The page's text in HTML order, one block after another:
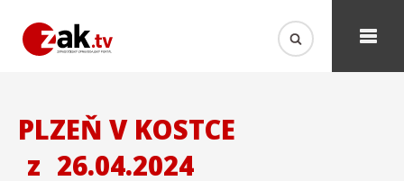
PLZEŇ V KOSTCE
z 26.04.2024